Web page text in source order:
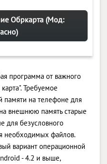
Обркарта (Мод:
программа от важного
Требуемое
памяти на телефоне для
внешнюю память старые
для безусловного
необходимых файлов.
вариант операционной
- 4.2 и выше,